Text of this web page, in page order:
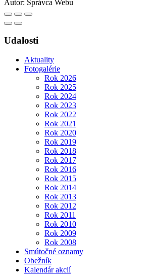
Autor: Správca Webu
Udalosti
Aktuality
Fotogalérie
Rok 2026
Rok 2025
Rok 2024
Rok 2023
Rok 2022
Rok 2021
Rok 2020
Rok 2019
Rok 2018
Rok 2017
Rok 2016
Rok 2015
Rok 2014
Rok 2013
Rok 2012
Rok 2011
Rok 2010
Rok 2009
Rok 2008
Smútočné oznamy
Obežník
Kalendár akcií